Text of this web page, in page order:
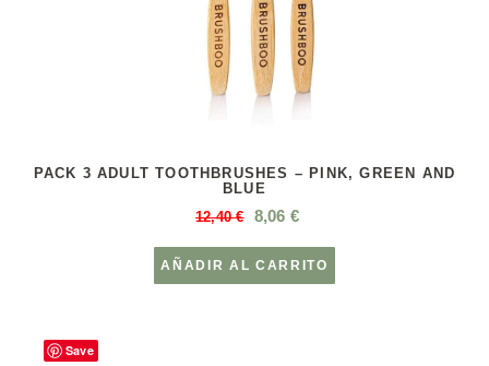
PACK 3 ADULT TOOTHBRUSHES – PINK, GREEN AND
BLUE
12,40€ 8,06 €
AÑADIR AL CARRITO
Save